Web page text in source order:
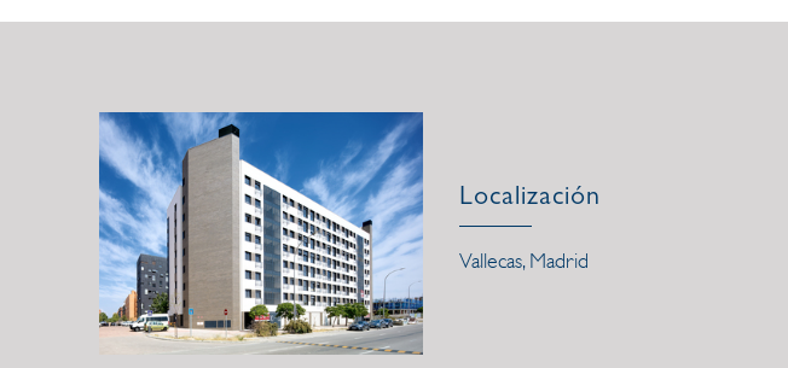
Localización
Vallecas, Madrid